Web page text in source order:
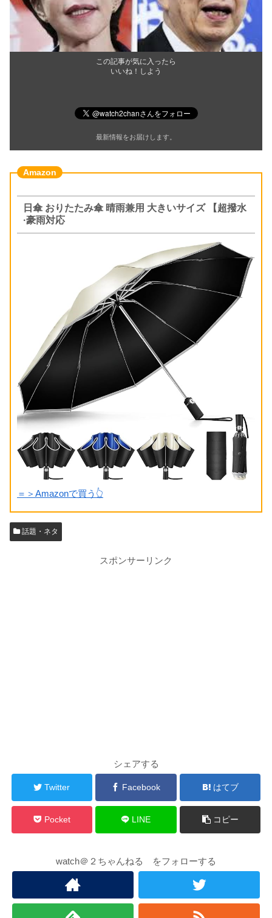
この記事が気に入ったら
いいね！しよう
最新情報をお届けします。
日傘 おりたたみ傘 晴雨兼用 大きいサイズ 【超撥水
·豪雨対応
＝＞Amazonで買う👆
話題・ネタ
スポンサーリンク
シェアする
Twitter Facebook はてブ
Pocket LINE コピー
watch＠２ちゃんねる をフォローする